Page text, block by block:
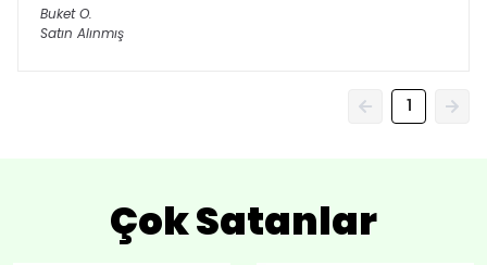
Buket O.
Satın Alınmış
1
Çok Satanlar